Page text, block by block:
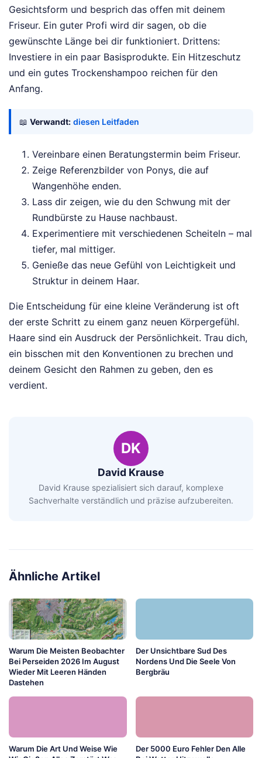
Gesichtsform und besprich das offen mit deinem
Friseur. Ein guter Profi wird dir sagen, ob die
gewünschte Länge bei dir funktioniert. Drittens:
Investiere in ein paar Basisprodukte. Ein Hitzeschutz
und ein gutes Trockenshampoo reichen für den
Anfang.
📖 Verwandt: diesen Leitfaden
Vereinbare einen Beratungstermin beim Friseur.
Zeige Referenzbilder von Ponys, die auf
Wangenhöhe enden.
Lass dir zeigen, wie du den Schwung mit der
Rundbürste zu Hause nachbaust.
Experimentiere mit verschiedenen Scheiteln – mal
tiefer, mal mittiger.
Genieße das neue Gefühl von Leichtigkeit und
Struktur in deinem Haar.
Die Entscheidung für eine kleine Veränderung ist oft
der erste Schritt zu einem ganz neuen Körpergefühl.
Haare sind ein Ausdruck der Persönlichkeit. Trau dich,
ein bisschen mit den Konventionen zu brechen und
deinem Gesicht den Rahmen zu geben, den es
verdient.
DK
David Krause
David Krause spezialisiert sich darauf, komplexe
Sachverhalte verständlich und präzise aufzubereiten.
Ähnliche Artikel
Warum Die Meisten Beobachter
Bei Perseiden 2026 Im August
Wieder Mit Leeren Händen
Dastehen
Der Unsichtbare Sud Des
Nordens Und Die Seele Von
Bergbräu
Warum Die Art Und Weise Wie
Der 5000 Euro Fehler Den Alle